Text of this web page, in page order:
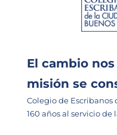
El cambio
misión se
Colegio de Escribanos
160 años al servicio